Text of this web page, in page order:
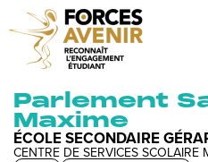
Parlement
Maxime
ÉCOLE SECONDAIRE
CENTRE DE SERVICES SCOLAIRE